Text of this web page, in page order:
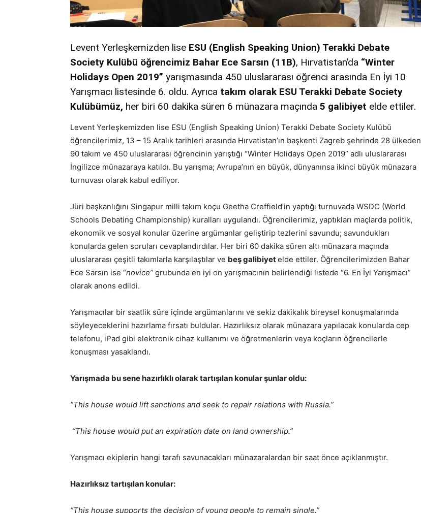
Levent Yerleşkemizden lise ESU (English Speaking Union) Terakki Debate
Society Kulübü öğrencimiz Bahar Ece Sarsın (11B), Hırvatistan’da “Winter
Holidays Open 2019” yarışmasında 450 uluslararası öğrenci arasında En İyi 10
Yarışmacı listesinde 6. oldu. Ayrıca takım olarak ESU Terakki Debate Society
Kulübümüz, her biri 60 dakika süren 6 münazara maçında 5 galibiyet elde ettiler.
Levent Yerleşkemizden lise ESU (English Speaking Union) Terakki Debate Society Kulübü
öğrencilerimiz, 13 – 15 Aralık tarihleri arasında Hırvatistan’ın başkenti Zagreb şehrinde 28 ülkeden
90 takım ve 450 uluslararası öğrencinin yarıştığı “Winter Holidays Open 2019” adlı uluslararası
İngilizce münazaraya katıldı. Bu yarışma; Avrupa’nın en büyük, dünyanınsa ikinci büyük münazara
turnuvası olarak kabul ediliyor.
Jüri başkanlığını Singapur milli takım koçu Geetha Creffield’in yaptığı turnuvada WSDC (World
Schools Debating Championship) kuralları uygulandı. Öğrencilerimiz, yaptıkları maçlarda politik,
ekonomik ve sosyal konular üzerine argümanlar geliştirip tezlerini savundu; savundukları
konularda gelen soruları cevaplandırdılar. Her biri 60 dakika süren altı münazara maçında
uluslararası çeşitli takımlarla karşılaştılar ve beş galibiyetelde ettiler. Öğrencilerimizden Bahar
Ece Sarsın ise “novice” grubunda en iyi on yarışmacının belirlendiği listede “6. En İyi Yarışmacı”
olarak anons edildi.
Yarışmacılar bir saatlik süre içinde argümanlarını ve sekiz dakikalık bireysel konuşmalarında
söyleyeceklerini hazırlama fırsatı buldular. Hazırlıksız olarak münazara yapılacak konularda cep
telefonu, iPad gibi elektronik cihaz kullanımı ve öğretmenlerin veya koçların öğrencilerle
konuşması yasaklandı.
Yarışmada bu sene hazırlıklı olarak tartışılan konular şunlar oldu:
“This house would lift sanctions and seek to repair relations with Russia.”
“This house would put an expiration date on land ownership.”
Yarışmacı ekiplerin hangi tarafı savunacakları münazaralardan bir saat önce açıklanmıştır.
Hazırlıksız tartışılan konular:
“This house supports the decision of young people to remain single.”